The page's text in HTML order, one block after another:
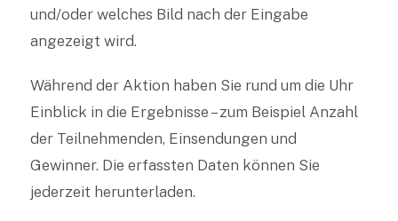
und/oder welches Bild nach der Eingabe
angezeigt wird.
Während der Aktion haben Sie rund um die Uhr
Einblick in die Ergebnisse – zum Beispiel Anzahl
der Teilnehmenden, Einsendungen und
Gewinner. Die erfassten Daten können Sie
jederzeit herunterladen.